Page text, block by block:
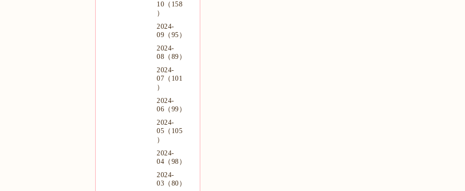
10（158
）
2024-
09（95）
2024-
08（89）
2024-
07（101
）
2024-
06（99）
2024-
05（105
）
2024-
04（98）
2024-
03（80）